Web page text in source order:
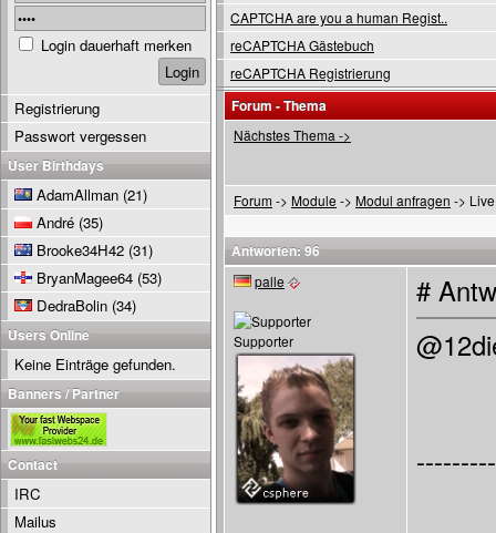
CAPTCHA are you a human Regist..
reCAPTCHA Gästebuch
reCAPTCHA Registrierung
Forum - Thema
Nächstes Thema ->
Forum-> Module -> Modul anfragen ->
Antworten: 96
palle
Supporter
#
Login dauerhaft merken
Registrierung
Passwort vergessen
User Birthdays
AdamAllman (21)
André (35)
Brooke34H42 (31)
BryanMagee64 (53)
DedraBolin (34)
Users Online
Keine Einträge gefunden.
Banners / Partner
Contact
IRC
Mailus